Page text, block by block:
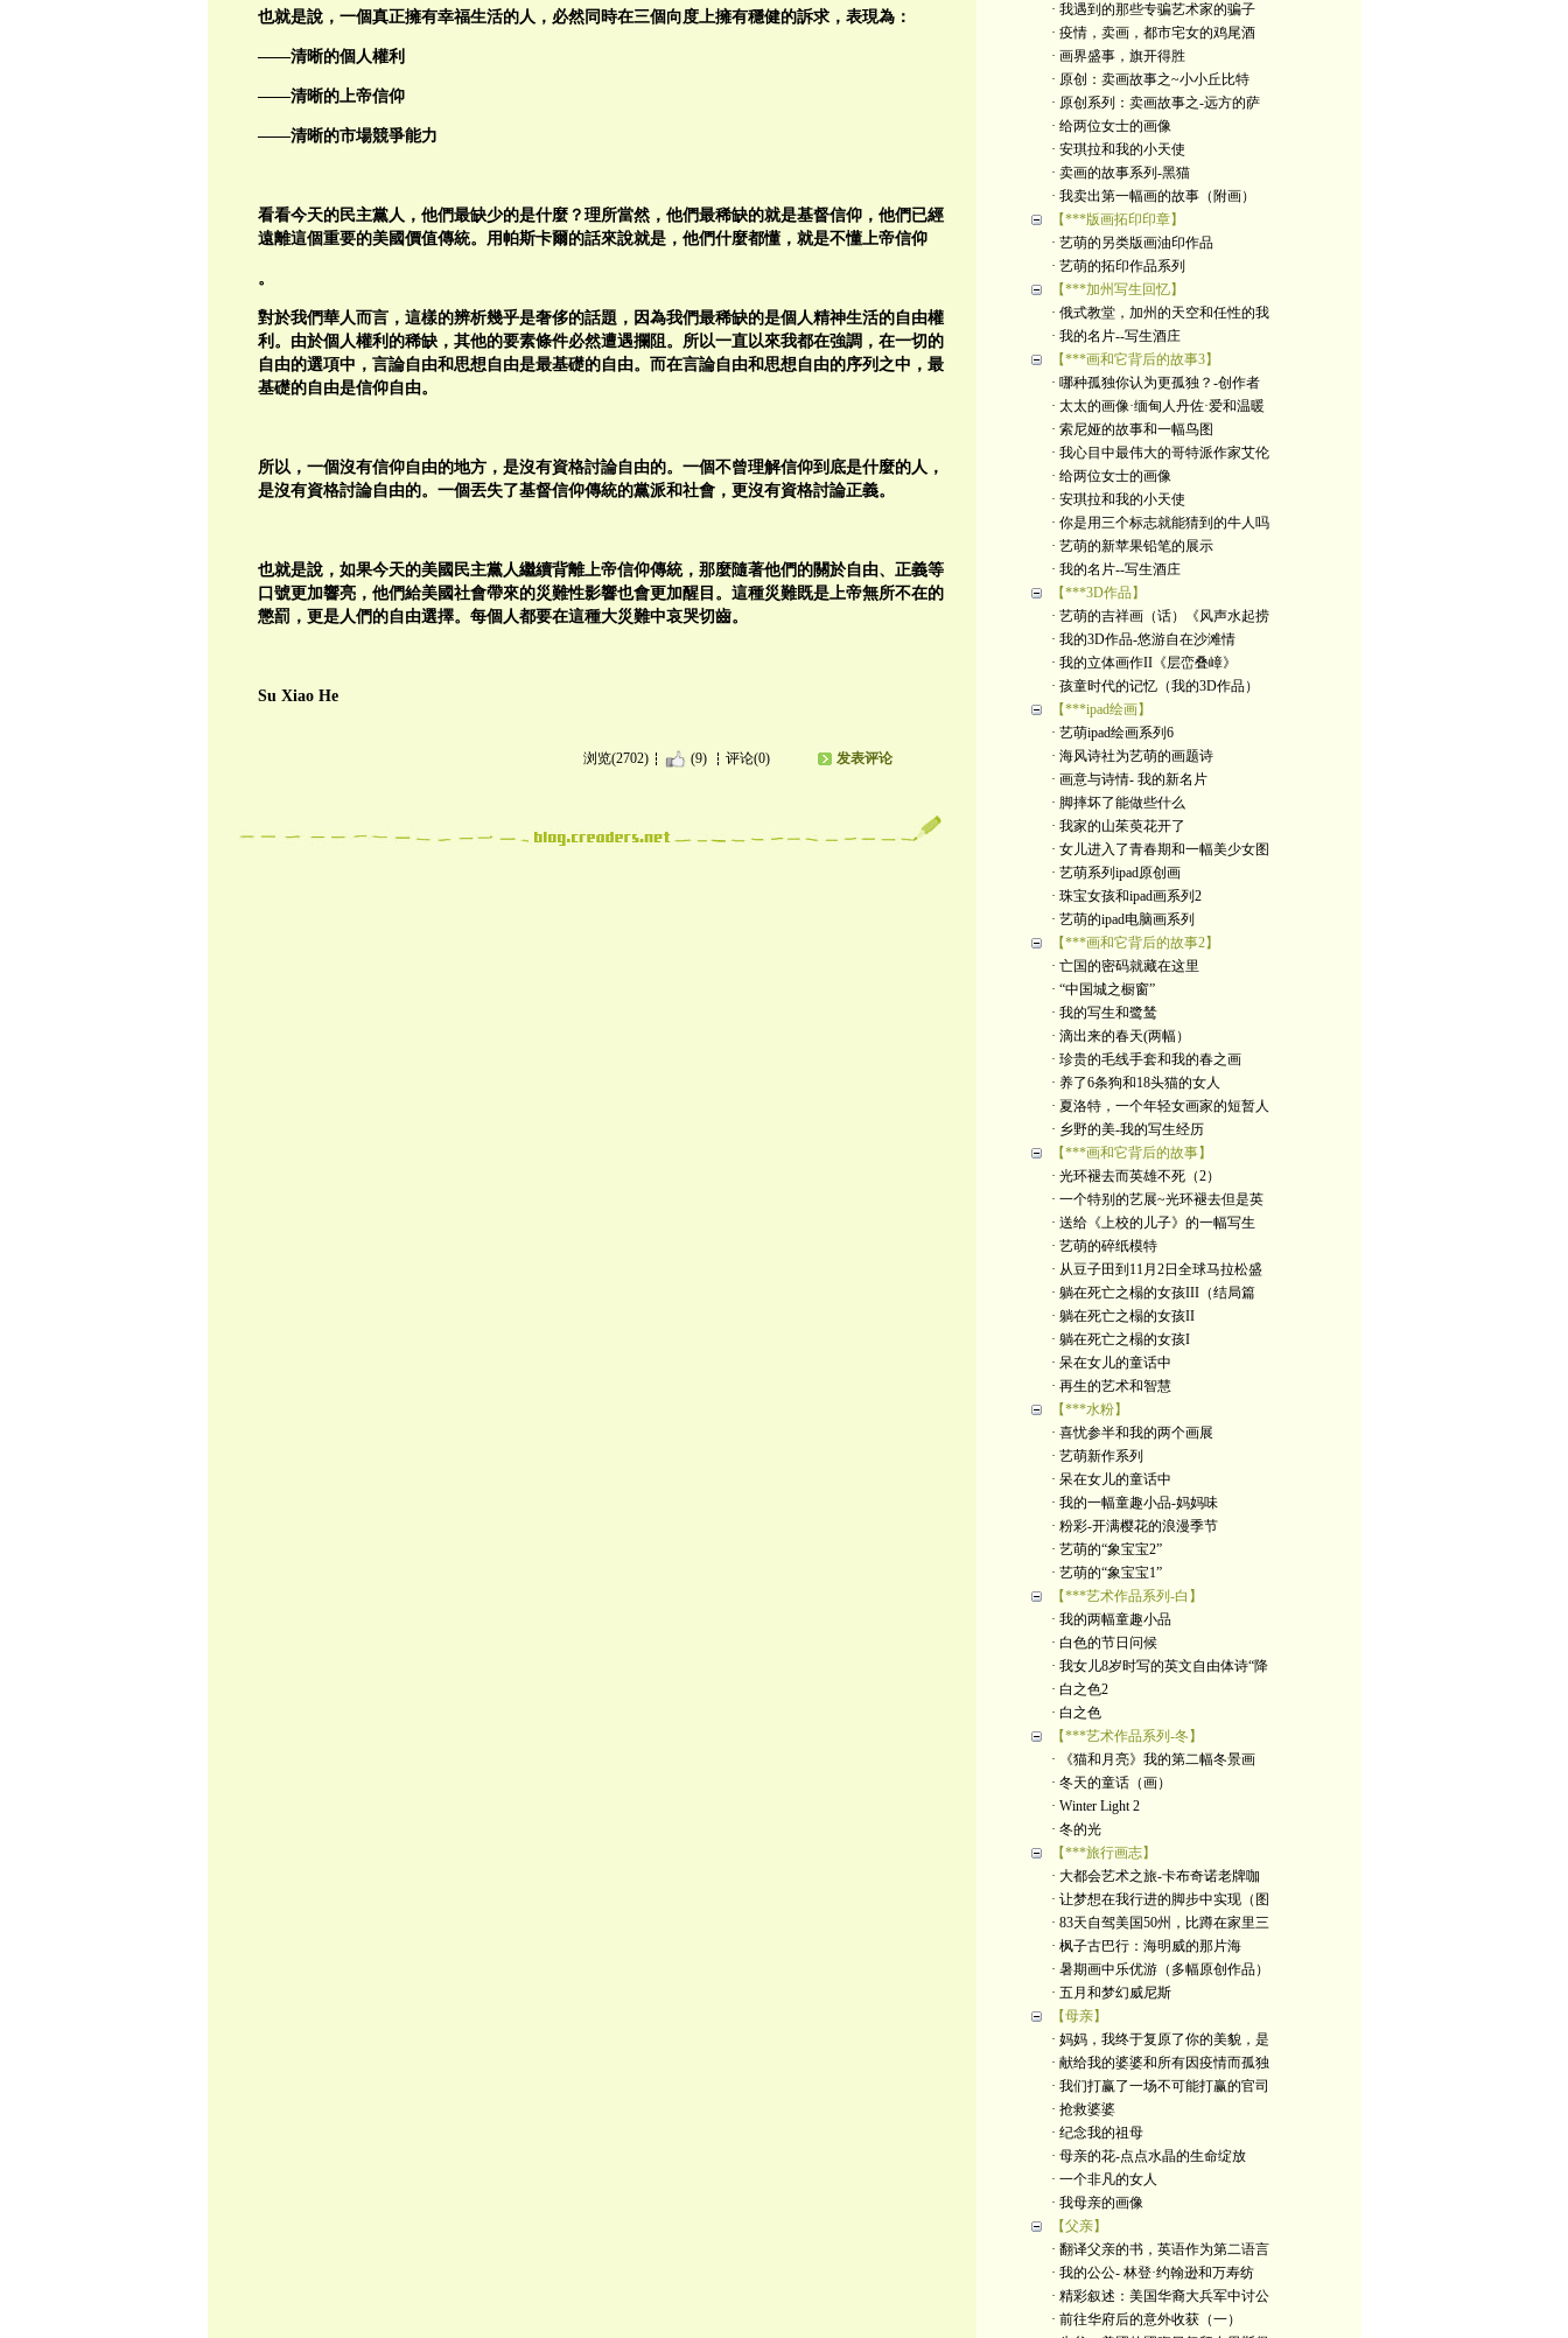
也就是說，一個真正擁有幸福生活的人，必然同時在三個向度上擁有穩健的訴求，表現為：
——清晰的個人權利
——清晰的上帝信仰
——清晰的市場競爭能力
看看今天的民主黨人，他們最缺少的是什麼？理所當然，他們最稀缺的就是基督信仰，他們已經
遠離這個重要的美國價值傳統。用帕斯卡爾的話來說就是，他們什麼都懂，就是不懂上帝信仰
。
對於我們華人而言，這樣的辨析幾乎是奢侈的話題，因為我們最稀缺的是個人精神生活的自由權
利。由於個人權利的稀缺，其他的要素條件必然遭遇攔阻。所以一直以來我都在強調，在一切的
自由的選項中，言論自由和思想自由是最基礎的自由。而在言論自由和思想自由的序列之中，最
基礎的自由是信仰自由。
所以，一個沒有信仰自由的地方，是沒有資格討論自由的。一個不曾理解信仰到底是什麼的人，
是沒有資格討論自由的。一個丟失了基督信仰傳統的黨派和社會，更沒有資格討論正義。
也就是說，如果今天的美國民主黨人繼續背離上帝信仰傳統，那麼隨著他們的關於自由、正義等
口號更加響亮，他們給美國社會帶來的災難性影響也會更加醒目。這種災難既是上帝無所不在的
懲罰，更是人們的自由選擇。每個人都要在這種大災難中哀哭切齒。
Su Xiao He
浏览(2702) (9) 评论(0) 发表评论
· 我遇到的那些专骗艺术家的骗子
· 疫情，卖画，都市宅女的鸡尾酒
· 画界盛事，旗开得胜
· 原创：卖画故事之~小小丘比特
· 原创系列：卖画故事之-远方的萨
· 给两位女士的画像
· 安琪拉和我的小天使
· 卖画的故事系列-黑猫
· 我卖出第一幅画的故事（附画）
【***版画拓印印章】
· 艺萌的另类版画油印作品
· 艺萌的拓印作品系列
【***加州写生回忆】
· 俄式教堂，加州的天空和任性的我
· 我的名片--写生酒庄
【***画和它背后的故事3】
· 哪种孤独你认为更孤独？-创作者
· 太太的画像·缅甸人丹佐·爱和温暖
· 索尼娅的故事和一幅鸟图
· 我心目中最伟大的哥特派作家艾伦
· 给两位女士的画像
· 安琪拉和我的小天使
· 你是用三个标志就能猜到的牛人吗
· 艺萌的新苹果铅笔的展示
· 我的名片--写生酒庄
【***3D作品】
· 艺萌的吉祥画（话）《风声水起捞
· 我的3D作品-悠游自在沙滩情
· 我的立体画作II《层峦叠嶂》
· 孩童时代的记忆（我的3D作品）
【***ipad绘画】
· 艺萌ipad绘画系列6
· 海风诗社为艺萌的画题诗
· 画意与诗情- 我的新名片
· 脚摔坏了能做些什么
· 我家的山茱萸花开了
· 女儿进入了青春期和一幅美少女图
· 艺萌系列ipad原创画
· 珠宝女孩和ipad画系列2
· 艺萌的ipad电脑画系列
【***画和它背后的故事2】
· 亡国的密码就藏在这里
· “中国城之橱窗”
· 我的写生和鹭鸶
· 滴出来的春天(两幅）
· 珍贵的毛线手套和我的春之画
· 养了6条狗和18头猫的女人
· 夏洛特，一个年轻女画家的短暂人
· 乡野的美-我的写生经历
【***画和它背后的故事】
· 光环褪去而英雄不死（2）
· 一个特别的艺展~光环褪去但是英
· 送给《上校的儿子》的一幅写生
· 艺萌的碎纸模特
· 从豆子田到11月2日全球马拉松盛
· 躺在死亡之榻的女孩III（结局篇
· 躺在死亡之榻的女孩II
· 躺在死亡之榻的女孩I
· 呆在女儿的童话中
· 再生的艺术和智慧
【***水粉】
· 喜忧参半和我的两个画展
· 艺萌新作系列
· 呆在女儿的童话中
· 我的一幅童趣小品-妈妈味
· 粉彩-开满樱花的浪漫季节
· 艺萌的“象宝宝2”
· 艺萌的“象宝宝1”
【***艺术作品系列-白】
· 我的两幅童趣小品
· 白色的节日问候
· 我女儿8岁时写的英文自由体诗“降
· 白之色2
· 白之色
【***艺术作品系列-冬】
· 《猫和月亮》我的第二幅冬景画
· 冬天的童话（画）
· Winter Light 2
· 冬的光
【***旅行画志】
· 大都会艺术之旅-卡布奇诺老牌咖
· 让梦想在我行进的脚步中实现（图
· 83天自驾美国50州，比蹲在家里三
· 枫子古巴行：海明威的那片海
· 暑期画中乐优游（多幅原创作品）
· 五月和梦幻威尼斯
【母亲】
· 妈妈，我终于复原了你的美貌，是
· 献给我的婆婆和所有因疫情而孤独
· 我们打赢了一场不可能打赢的官司
· 抢救婆婆
· 纪念我的祖母
· 母亲的花-点点水晶的生命绽放
· 一个非凡的女人
· 我母亲的画像
【父亲】
· 翻译父亲的书，英语作为第二语言
· 我的公公- 林登·约翰逊和万寿纺
· 精彩叙述：美国华裔大兵军中讨公
· 前往华府后的意外收获（一）